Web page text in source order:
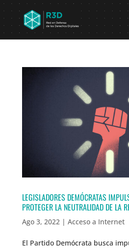
LEGISLADORES DEMÓCRATAS
PROTEGER LA NEUTRALIDAD DE LA
Ago 3, 2022| Acceso a Internet
El Partido Demócrata busca